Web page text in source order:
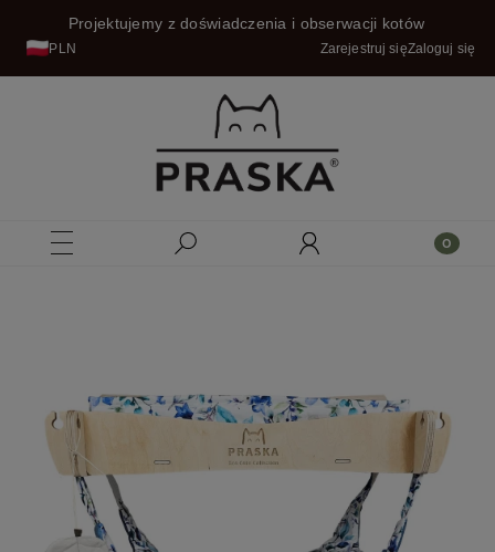
PLN
Projektujemy z doświadczenia i obserwacji kotów
Zarejestruj sięZaloguj się